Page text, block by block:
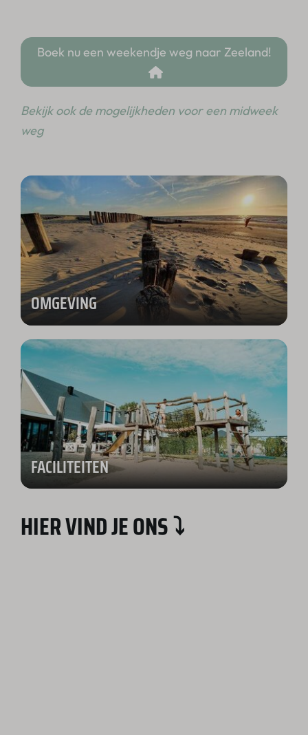
Boek nu een weekendje weg naar Zeeland!
Bekijk ook de mogelijkheden voor een midweek
weg
OMGEVING
FACILITEITEN
HIER VIND JE ONS ⤵